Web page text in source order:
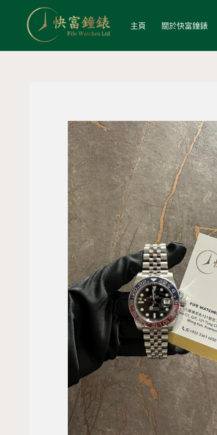
主頁 關於快富鐘錶